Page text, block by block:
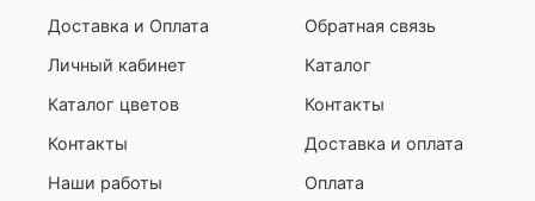
Доставка и Оплата
Личный кабинет
Каталог цветов
Контакты
Наши работы
Обратная связь
Каталог
Контакты
Доставка и оплата
Оплата